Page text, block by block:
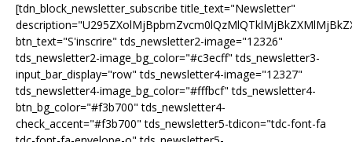
[tdn_block_newsletter_subscribe title_text="Newsletter"
btn_text="S'inscrire" tds_newsletter2-image="12326"
tds_newsletter2-image_bg_color="#c3ecff" tds_newsletter3-
input_bar_display="row" tds_newsletter4-image="12327"
tds_newsletter4-image_bg_color="#fffbcf" tds_newsletter4-
btn_bg_color="#f3b700" tds_newsletter4-
check_accent="#f3b700" tds_newsletter5-tdicon="tdc-font-fa